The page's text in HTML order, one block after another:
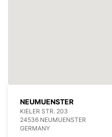
NEUMUENSTER
KIELER STR. 203
24536 NEUMUENSTER
GERMANY